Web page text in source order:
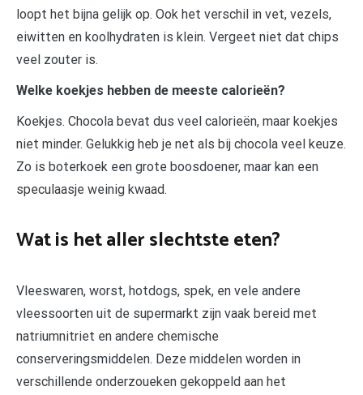
loopt het bijna gelijk op. Ook het verschil in vet, vezels,
eiwitten en koolhydraten is klein. Vergeet niet dat chips
veel zouter is.
Welke koekjes hebben de meeste calorieën?
Koekjes. Chocola bevat dus veel calorieën, maar koekjes
niet minder. Gelukkig heb je net als bij chocola veel keuze.
Zo is boterkoek een grote boosdoener, maar kan een
speculaasje weinig kwaad.
Wat is het aller slechtste eten?
Vleeswaren, worst, hotdogs, spek, en vele andere
vleessoorten uit de supermarkt zijn vaak bereid met
natriumnitriet en andere chemische
conserveringsmiddelen. Deze middelen worden in
verschillende onderzoueken gekoppeld aan het